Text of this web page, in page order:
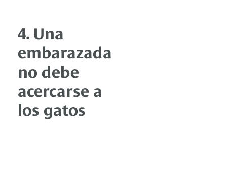
4. Una
embarazada
no debe
acercarse a
los gatos